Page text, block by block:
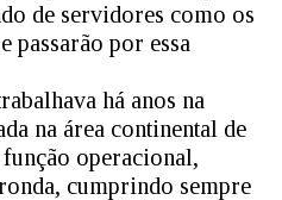
de servidores como os
passarão por essa
há anos na
na área continental de
operacional,
cumprindo sempre